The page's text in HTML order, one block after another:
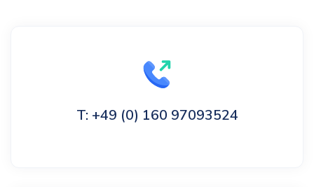
T: +49 (0) 160 97093524